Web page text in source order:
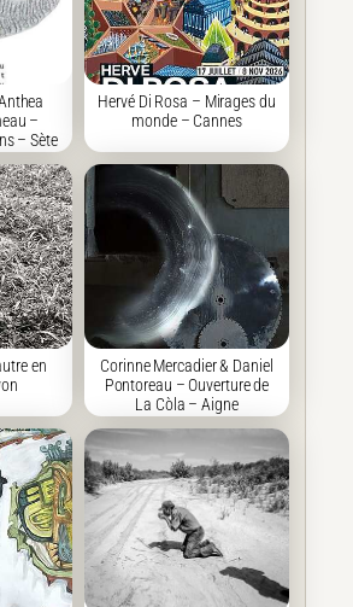
–
– Sète
Hervé Di Rosa – Mirages du
monde – Cannes
en
Corinne Mercadier & Daniel
Pontoreau – Ouverture de
La Còla – Aigne